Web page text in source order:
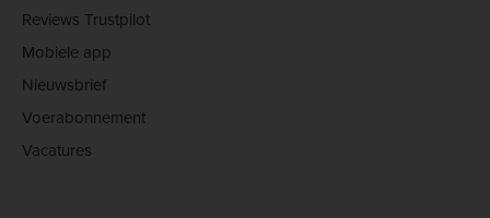
Reviews Trustpilot
Mobiele app
Nieuwsbrief
Voerabonnement
Vacatures